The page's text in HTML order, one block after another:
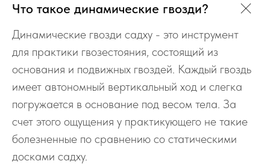
Что такое динамические гвозди?
Динамические гвозди садху - это инструмент
для практики гвозестояния, состоящий из
основания и подвижных гвоздей. Каждый гвоздь
имеет автономный вертикальный ход и слегка
погружается в основание под весом тела. За
счет этого ощущения у практикующего не такие
болезненные по сравнению со статическими
досками садху.